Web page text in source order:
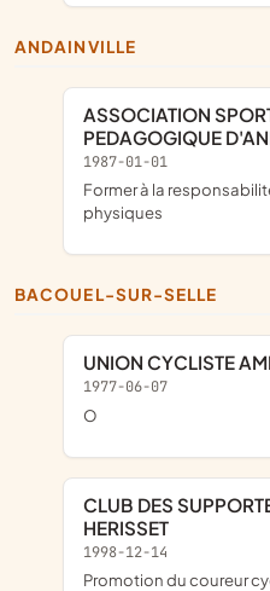
ANDAINVILLE
ASSOCIATION SPORTIVE DU REGROUPEMENT
PEDAGOGIQUE
1987-01-01
former à la responsabilité par la pratique d'activités
physiques
BACOUEL-SUR-SELLE
UNION CYCLISTE
1977-06-07
o
CLUB DES SUPPORTERS DE CHRISTOPHE
HERISSET
1998-12-14
promotion du coureur cycliste christophe herisset son